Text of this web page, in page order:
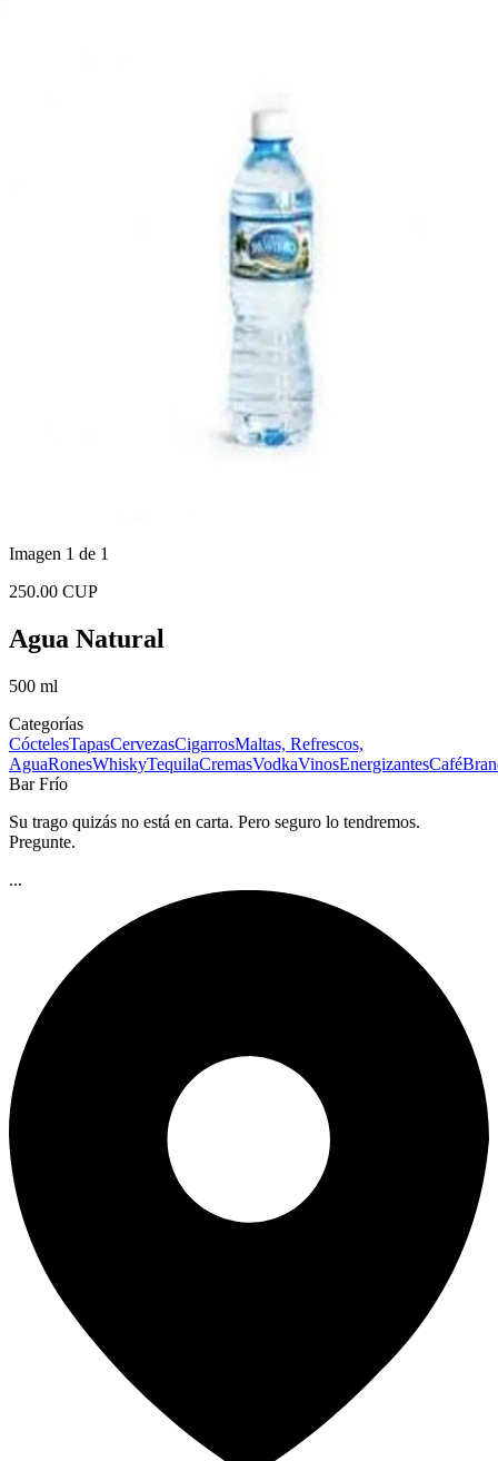
Imagen 1 de 1
250.00 CUP
Agua Natural
500 ml
Categorías
CóctelesTapasCervezasCigarrosMaltas, Refrescos,
AguaRonesWhiskyTequilaCremasVodkaVinosEnergizantesCafé
Bar Frío
Su trago quizás no está en carta. Pero seguro lo tendremos.
Pregunte.
...